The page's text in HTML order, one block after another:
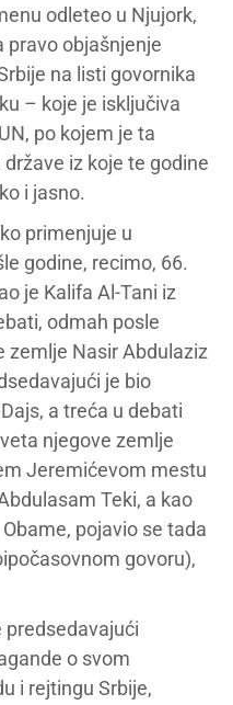
odleteo u Njujork,
pravo objašnjenje
na listi govornika
– koje je isključiva
po kojem je ta
iz koje te godine
i jasno.
primenjuje u
godine, recimo, 66.
je Kalifa Al-Tani iz
odmah posle
zemlje Nasir Abdulaziz
je bio
a treća u debati
njegove zemlje
Jeremićevom mestu
Teki, a kao
pojavio se tada
govoru),
predsedavajući
o svom
i rejtingu Srbije,